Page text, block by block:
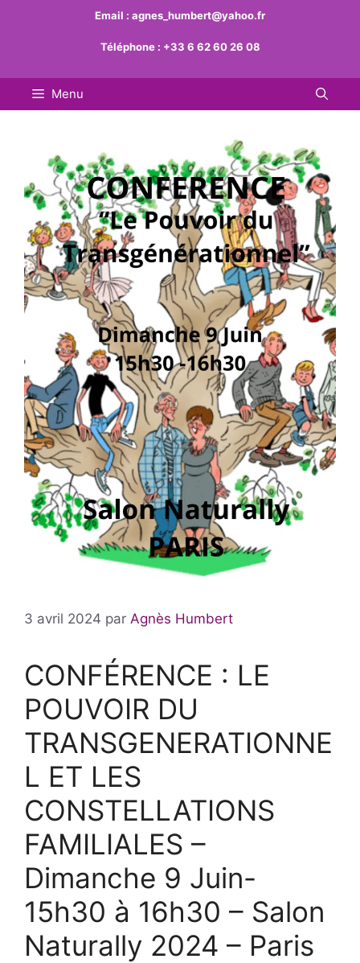
Email : agnes_humbert@yahoo.fr
Téléphone : +33 6 62 60 26 08
Menu
3 avril 2024 par Agnès Humbert
CONFÉRENCE : LE
POUVOIR DU
TRANSGENERATIONNE
L ET LES
CONSTELLATIONS
FAMILIALES –
Dimanche 9 Juin-
15h30 à 16h30 – Salon
Naturally 2024 – Paris